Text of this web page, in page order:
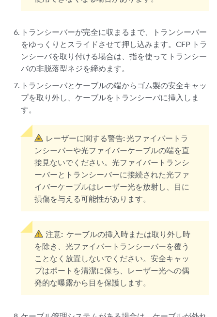
トランシーバーが完全に収まるまで、トランシーバー
をゆっくりとスライドさせて押し込みます。CFP トラ
ンシーバを取り付ける場合は、指を使ってトランシー
バの非脱落型ネジを締めます。
トランシーバとケーブルの端からゴム製の安全キャッ
プを取り外し、ケーブルをトランシーバに挿入しま
す。
レーザーに関する警告:光ファイバートラ
ンシーバーや光ファイバーケーブルの端を直
接見ないでください。光ファイバートランシ
ーバーとトランシーバーに接続された光ファ
イバーケーブルはレーザー光を放射し、目に
損傷を与える可能性があります。
注意: ケーブルの挿入時または取り外し時
を除き、光ファイバートランシーバーを覆う
ことなく放置しないでください。安全キャッ
プはポートを清潔に保ち、レーザー光への偶
発的な曝露から目を保護します。